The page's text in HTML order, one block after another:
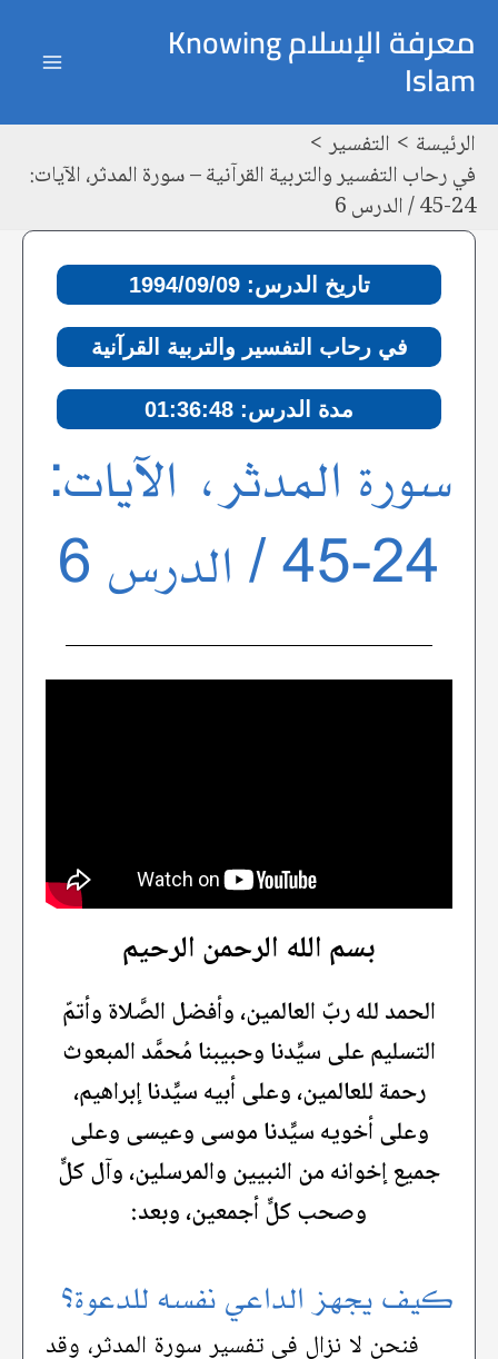
إلى
المحتوى
معرفة الإسلام Knowing
Islam
الرئيسة
التفسير
في رحاب التفسير والتربية القرآنية – سورة المدثر، الآيات:
24-45 / الدرس 6
تاريخ الدرس: 1994/09/09
في رحاب التفسير والتربية القرآنية
مدة الدرس: 01:36:48
سورة المدثر، الآيات:
24-45 / الدرس 6
بسم الله الرحمن الرحيم
الحمد لله ربّ العالمين، وأفضل الصَّلاة وأتمّ
التسليم على سيِّدنا وحبيبنا مُحمَّد المبعوث
رحمة للعالمين، وعلى أبيه سيِّدنا إبراهيم،
وعلى أخويه سيِّدنا موسى وعيسى وعلى
جميع إخوانه من النبيين والمرسلين، وآل كلٍّ
وصحب كلٍّ أجمعين، وبعد:
كيف يجهز الداعي نفسه للدعوة؟
فنحن لا نزال في تفسير سورة المدثر، وقد
navigation